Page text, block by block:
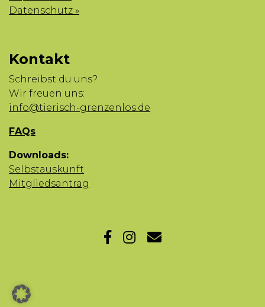
Datenschutz »
Kontakt
Schreibst du uns?
Wir freuen uns:
info@tierisch-grenzenlos.de
FAQs
Downloads:
Selbstauskunft
Mitgliedsantrag